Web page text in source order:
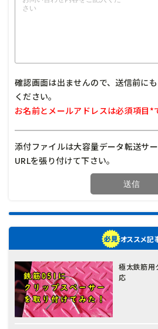
確認画面は出ませんので、送信前に
ください。
お名前とメールアドレスは必須項目*
添付ファイルは大容量データ転送サ
URLを張り付けて下さい。
オススメ記
極太鉄筋用
応